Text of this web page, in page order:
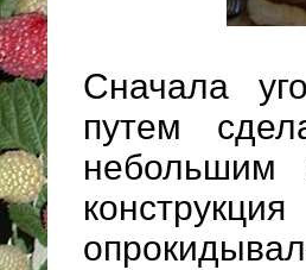
Сначала
путем
небольшим